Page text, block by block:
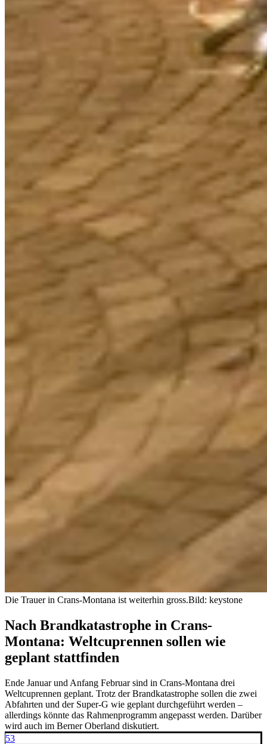
Die Trauer in Crans-Montana ist weiterhin gross.Bild: keystone
Nach Brandkatastrophe in Crans-
Montana: Weltcuprennen sollen wie
geplant stattfinden
Ende Januar und Anfang Februar sind in Crans-Montana drei
Weltcuprennen geplant. Trotz der Brandkatastrophe sollen die zwei
Abfahrten und der Super-G wie geplant durchgeführt werden –
allerdings könnte das Rahmenprogramm angepasst werden. Darüber
wird auch im Berner Oberland diskutiert.
53